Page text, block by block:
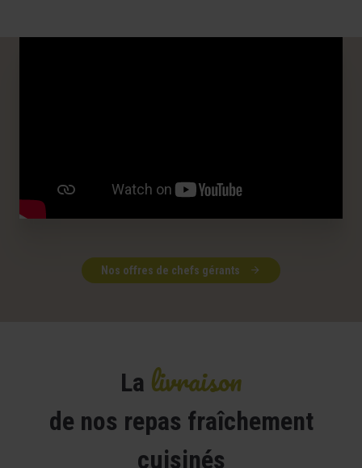
Nos offres de chefs gérants
La livraison
de nos repas fraîchement
cuisinés